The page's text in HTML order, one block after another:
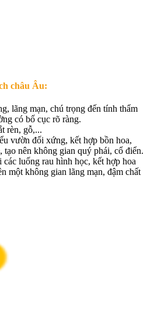
châu Âu:
lãng mạn, chú trọng đến tính thẩm
có bố cục rõ ràng.
rèn, gỗ,...
vườn đối xứng, kết hợp bồn hoa,
tạo nên không gian quý phái, cổ điển.
các luống rau hình học, kết hợp hoa
một không gian lãng mạn, đậm chất